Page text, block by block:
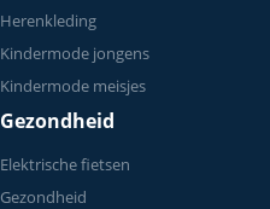
Herenkleding
Kindermode jongens
Kindermode meisjes
Gezondheid
Elektrische fietsen
Gezondheid